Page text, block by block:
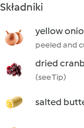
Składniki
yellow
peeled and
dried
(see Tip)
salted